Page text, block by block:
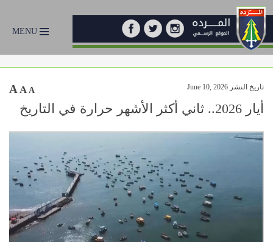
MENU
تاريخ النشر June 10, 2026 A A A
أيار 2026.. ثاني أكثر الأشهر حرارة في التاريخ